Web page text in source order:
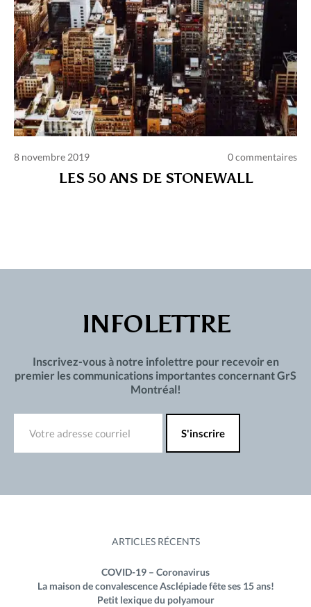
8 novembre 2019 0 commentaires
LES 50 ANS DE STONEWALL
INFOLETTRE
Inscrivez-vous à notre infolettre pour recevoir en
premier les communications importantes concernant GrS
Montréal!
ARTICLES RÉCENTS
COVID-19 – Coronavirus
La maison de convalescence Asclépiade fête ses 15 ans!
Petit lexique du polyamour